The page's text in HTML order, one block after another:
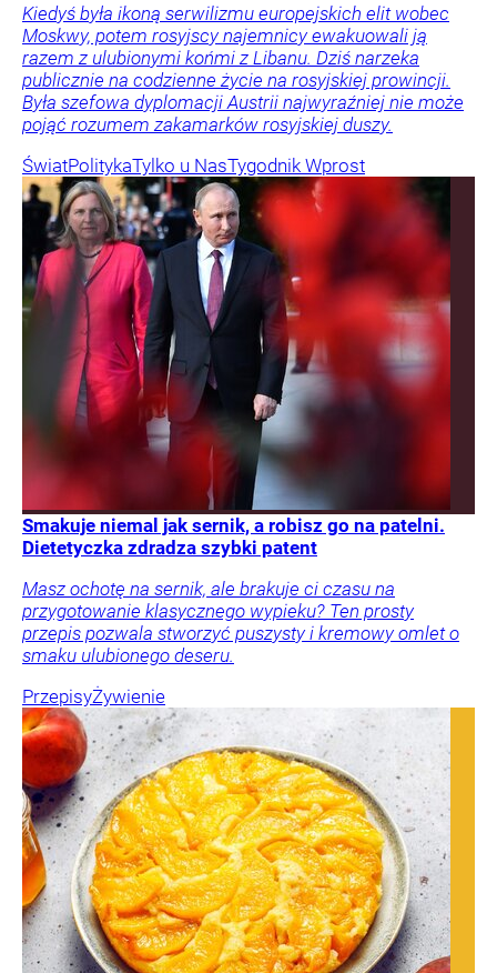
Kiedyś była ikoną serwilizmu europejskich elit wobec
Moskwy, potem rosyjscy najemnicy ewakuowali ją
razem z ulubionymi końmi z Libanu. Dziś narzeka
publicznie na codzienne życie na rosyjskiej prowincji.
Była szefowa dyplomacji Austrii najwyraźniej nie może
pojąć rozumem zakamarków rosyjskiej duszy.
ŚwiatPolitykaTylko u NasTygodnik Wprost
Smakuje niemal jak sernik, a robisz go na patelni.
Dietetyczka zdradza szybki patent
Masz ochotę na sernik, ale brakuje ci czasu na
przygotowanie klasycznego wypieku? Ten prosty
przepis pozwala stworzyć puszysty i kremowy omlet o
smaku ulubionego deseru.
PrzepisyŻywienie